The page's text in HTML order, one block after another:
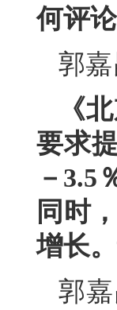
何评
郭
《
要求
－3.5
同时
增长
郭